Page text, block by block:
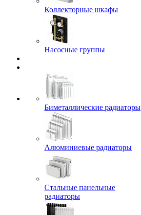
Коллекторные шкафы
Насосные группы
Биметаллические радиаторы
Алюминиевые радиаторы
Стальные панельные
радиаторы